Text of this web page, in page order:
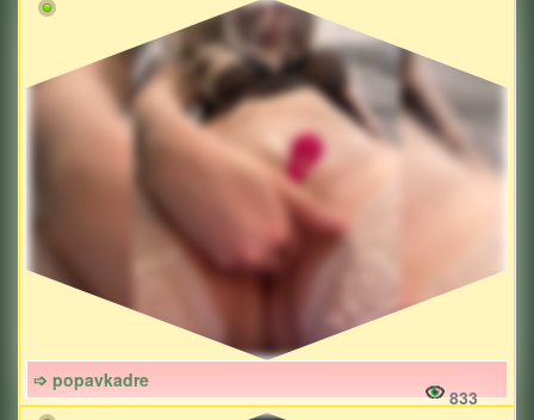
➩ popavkadre
833